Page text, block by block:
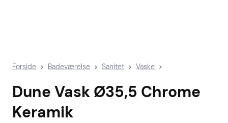
Forside > Badeværelse > Sanitet > Vaske >
Dune Vask Ø35,5 Chrome
Keramik